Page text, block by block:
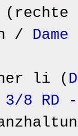
(rechte
/
li (
8 RD -